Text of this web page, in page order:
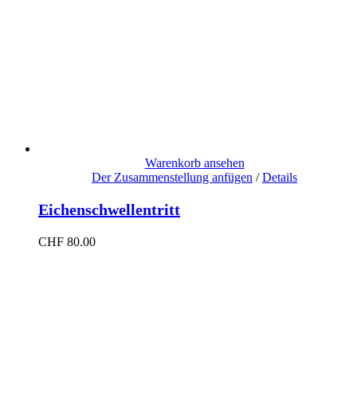
Warenkorb ansehen
Der Zusammenstellung anfügen / Details
Eichenschwellentritt
CHF 80.00